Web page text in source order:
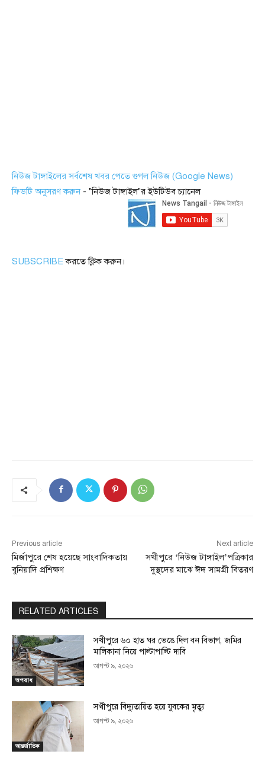
নিউজ টাঙ্গাইলের সর্বশেষ খবর পেতে গুগল নিউজ (Google News)
ফিডটি অনুসরণ করুন - "নিউজ টাঙ্গাইল"র ইউটিউব চ্যানেল
SUBSCRIBEকরতে ক্লিক করুন।
Previous article
মির্জাপুরে শেষ হয়েছে সাংবাদিকতায়
বুনিয়াদি প্রশিক্ষণ
Next article
সখীপুরে ‘নিউজ টাঙ্গাইল’পত্রিকার
দুস্থদের মাঝে ঈদ সামগ্রী বিতরণ
RELATED ARTICLES
অপরাধ
সখীপুরে ৬০ হাত ঘর ভেঙে দিল বন বিভাগ, জমির
মালিকানা নিয়ে পাল্টাপাল্টি দাবি
আগস্ট ৯, ২০২৬
আন্তর্জাতিক
সখীপুরে বিদ্যুতায়িত হয়ে যুবকের মৃত্যু
আগস্ট ৯, ২০২৬